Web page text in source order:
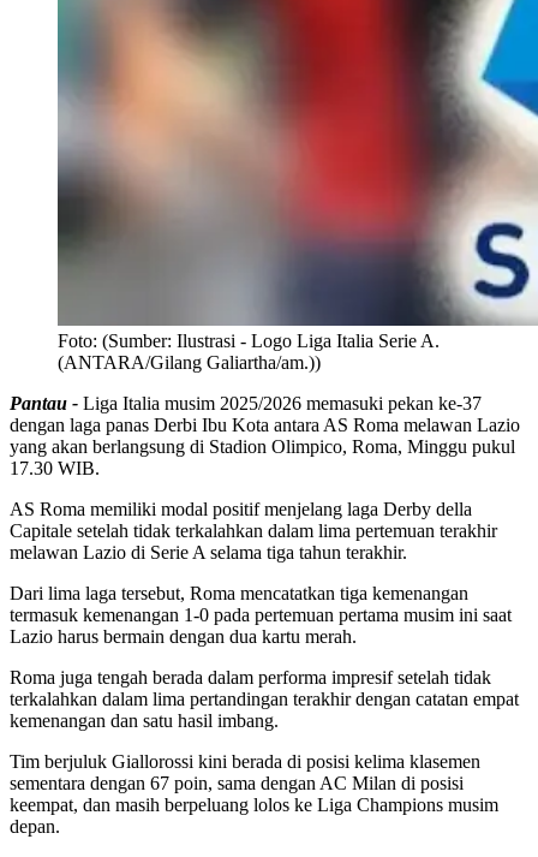
Foto: (Sumber: Ilustrasi - Logo Liga Italia Serie A.
(ANTARA/Gilang Galiartha/am.))
Pantau - Liga Italia musim 2025/2026 memasuki pekan ke-37
dengan laga panas Derbi Ibu Kota antara AS Roma melawan Lazio
yang akan berlangsung di Stadion Olimpico, Roma, Minggu pukul
17.30 WIB.
AS Roma memiliki modal positif menjelang laga Derby della
Capitale setelah tidak terkalahkan dalam lima pertemuan terakhir
melawan Lazio di Serie A selama tiga tahun terakhir.
Dari lima laga tersebut, Roma mencatatkan tiga kemenangan
termasuk kemenangan 1-0 pada pertemuan pertama musim ini saat
Lazio harus bermain dengan dua kartu merah.
Roma juga tengah berada dalam performa impresif setelah tidak
terkalahkan dalam lima pertandingan terakhir dengan catatan empat
kemenangan dan satu hasil imbang.
Tim berjuluk Giallorossi kini berada di posisi kelima klasemen
sementara dengan 67 poin, sama dengan AC Milan di posisi
keempat, dan masih berpeluang lolos ke Liga Champions musim
depan.